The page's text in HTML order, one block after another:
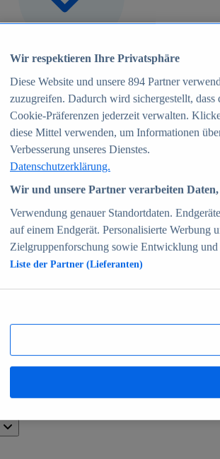
Marken
entdecken
Insights
zu mehr als 39.000 Online-Shops
70+
Shop
und -prognosen
entdecken
Wir respektieren Ihre Privatsphäre
Diese Website und unsere 894 Partner
zuzugreifen. Dadurch wird sichergestellt,
Cookie-Präferenzen jederzeit verwalten.
diese Mittel verwenden, um Informationen
Verbesserung unseres Dienstes.
Datenschutzerklärung.
Wir und unsere Partner verarbeiten
Verwendung genauer Standortdaten.
auf einem Endgerät. Personalisierte Werbung
Zielgruppenforschung sowie Entwicklung
Liste der Partner (Lieferanten)